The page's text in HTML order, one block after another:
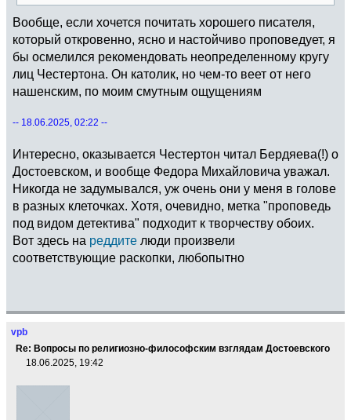
Вообще, если хочется почитать хорошего писателя,
который откровенно, ясно и настойчиво проповедует, я
бы осмелился рекомендовать неопределенному кругу
лиц Честертона. Он католик, но чем-то веет от него
нашенским, по моим смутным ощущениям
-- 18.06.2025, 02:22 --
Интересно, оказывается Честертон читал Бердяева(!) о
Достоевском, и вообще Федора Михайловича уважал.
Никогда не задумывался, уж очень они у меня в голове
в разных клеточках. Хотя, очевидно, метка "проповедь
под видом детектива" подходит к творчеству обоих.
Вот здесь на реддите люди произвели
соответствующие раскопки, любопытно
vpb
Re: Вопросы по религиозно-философским взглядам Достоевского
18.06.2025, 19:42